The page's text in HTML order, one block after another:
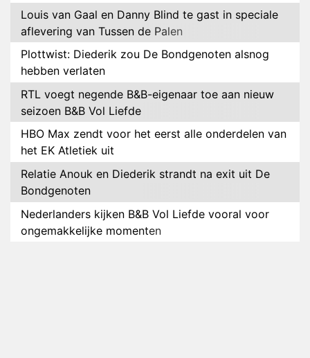
Louis van Gaal en Danny Blind te gast in speciale
aflevering van Tussen de Palen
Plottwist: Diederik zou De Bondgenoten alsnog
hebben verlaten
RTL voegt negende B&B-eigenaar toe aan nieuw
seizoen B&B Vol Liefde
HBO Max zendt voor het eerst alle onderdelen van
het EK Atletiek uit
Relatie Anouk en Diederik strandt na exit uit De
Bondgenoten
Nederlanders kijken B&B Vol Liefde vooral voor
ongemakkelijke momenten